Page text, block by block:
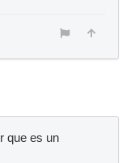
que es un